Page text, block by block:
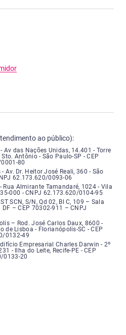
ao público):
Avenida das Nações Unidas,
Av das Nações Unidas, 14.401 - Torre
Antônio - São Paulo-SP - CEP
80
Avenida Doutor Heitor José
Av. Dr. Heitor José Reali, 360 - São
62.173.620/0093-06
Rua Almirante Tamandaré,
Rua Almirante Tamandaré, 1024 - Vila
000 - CNPJ 62.173.620/0104-95
Setor Comercial Norte, sem
SCN, S/N, Qd 02, Bl C, 109 – Sala
– CEP 70302-911 – CNPJ
Endereço: Rodovia José Carlos, número
– Rod. José Carlos Daux, 8600 -
de Lisboa - Florianópolis-SC - CEP
0132-49
Edifício Empresarial Charles Darwin,
Empresarial Charles Darwin - 2º
- Ilha do Leite, Recife-PE - CEP
0133-20